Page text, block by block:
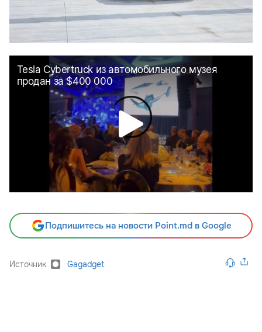
Подпишитесь на новости Point.md в Google
Источник Gagadget